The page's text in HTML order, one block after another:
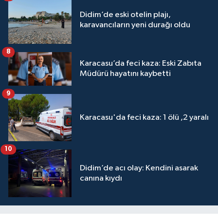
Didim’de eski otelin plajı,
karavancıların yeni durağı oldu
Karacasu’da feci kaza: Eski Zabıta
Müdürü hayatını kaybetti
8
Karacasu'da feci kaza: 1 ölü ,2 yaralı
9
Didim’de acı olay: Kendini asarak
canına kıydı
10